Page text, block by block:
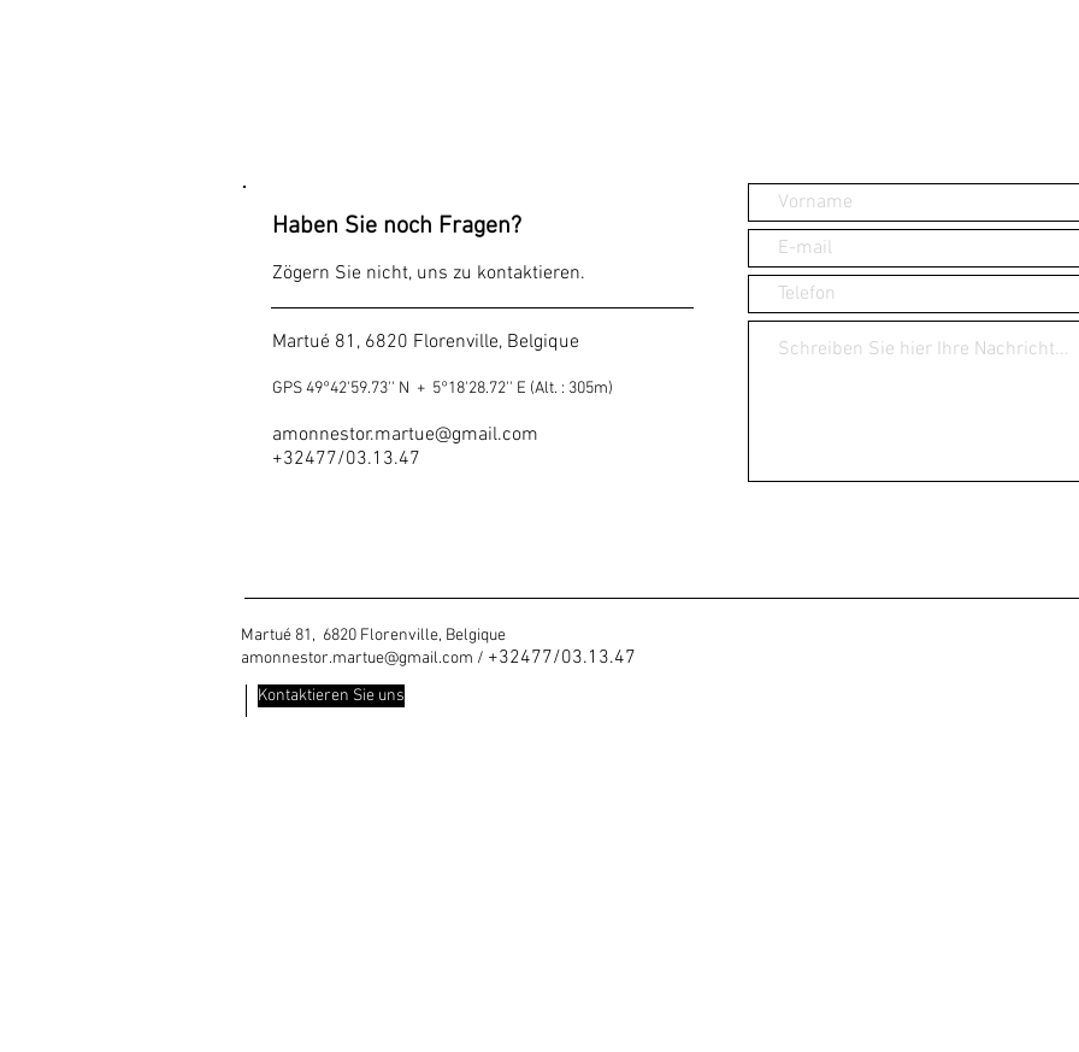
Haben Sie noch Fragen?
Zögern Sie nicht, uns zu kontaktieren.
Martué 81, 6820 Florenville, Belgique
GPS 49°42'59.73'' N + 5°18'28.72'' E (Alt. : 305m)
amonnestor.martue@gmail.com
+32477/03.13.47
Martué 81, 6820 Florenville, Belgique
amonnestor.martue@gmail.com / +32477/03.13.47
Kontaktieren Sie uns